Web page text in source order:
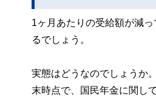
1ヶ月あたりの受給額が減
るでしょう。
実態はどうなのでしょうか
末時点で、国民年金に関し